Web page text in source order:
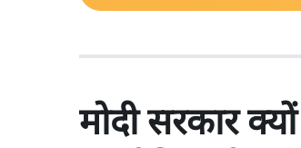
मोदी सरकार